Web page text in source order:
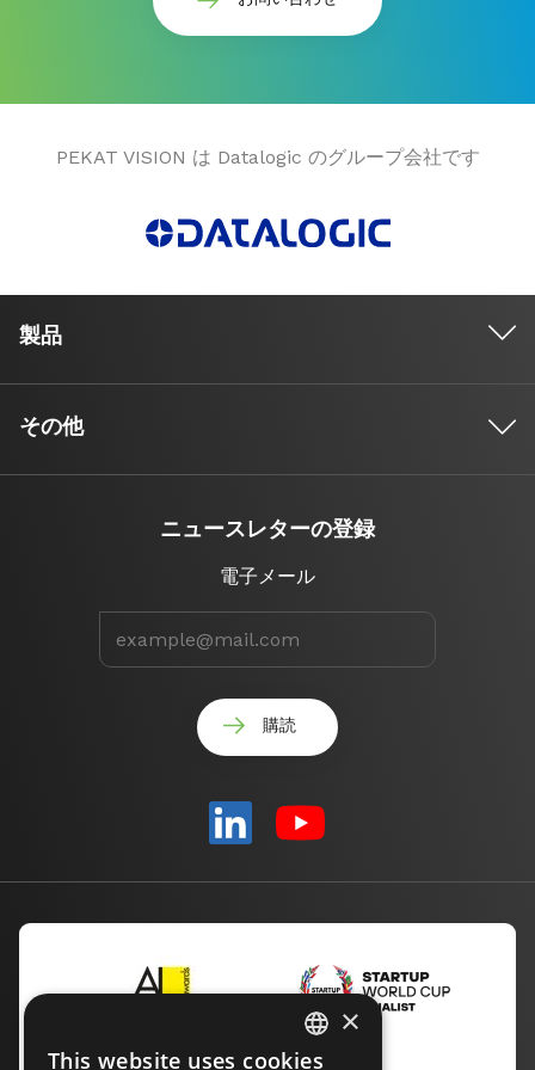
PEKAT VISION は Datalogic のグループ会社です
製品
その他
ニュースレターの登録
電子メール
×
This website uses cookies